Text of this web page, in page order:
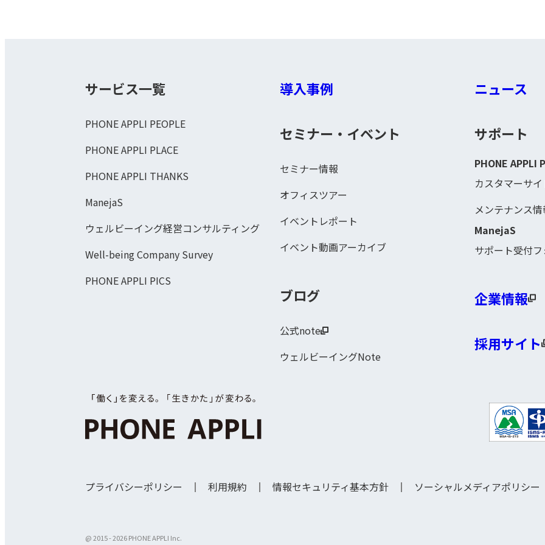
サービス一覧
PHONE APPLI PEOPLE
PHONE APPLI PLACE
PHONE APPLI THANKS
ManejaS
ウェルビーイング経営コンサルティング
Well-being Company Survey
PHONE APPLI PICS
導入事例
セミナー・イベント
セミナー情報
オフィスツアー
イベントレポート
イベント動画アーカイブ
ブログ
公式note
ウェルビーイングNote
ニュース
サポート
PHONE APPLI
カスタマーサイ
メンテナンス情
ManejaS
サポート受付
企業情報
採用サイト
プライバシーポリシー 利用規約 情報セキュリティ基本方針 ソーシャルメディアポリシー
@ 2015 -2026 PHONE APPLI Inc.